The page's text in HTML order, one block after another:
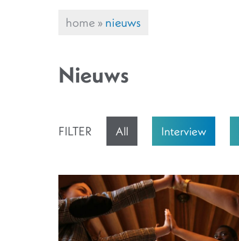
home»nieuws
Nieuws
FILTER All Interview